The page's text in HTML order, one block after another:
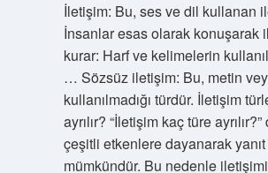
İletişim: Bu, ses ve dil kullanan
İnsanlar esas olarak konuşarak
kurar: Harf ve kelimelerin
… Sözsüz iletişim: Bu, metin
kullanılmadığı türdür. İletişim
ayrılır? “İletişim kaç türe
çeşitli etkenlere dayanarak
mümkündür. Bu nedenle